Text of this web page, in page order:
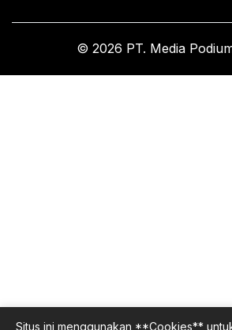
© 2026 PT. Media
Situs ini menggunakan **Cookies**